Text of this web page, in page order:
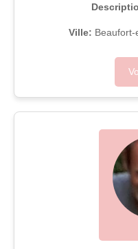
Ville: Beaufort-